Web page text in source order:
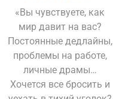
«Вы чувствуете, как
мир давит на вас?
Постоянные дедлайны,
проблемы на работе,
личные драмы…
Хочется все бросить и